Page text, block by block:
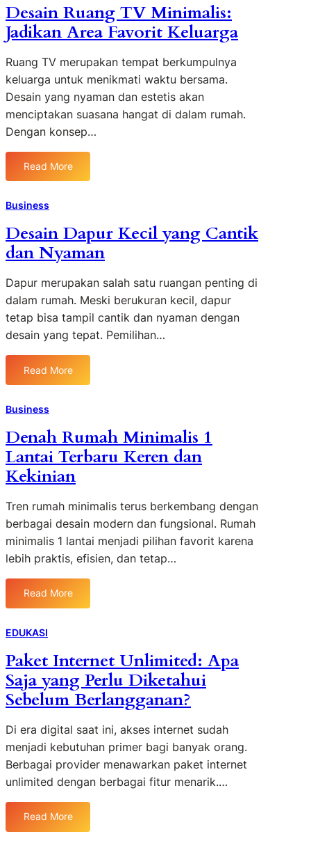
y
a
n
g
m
p
e
t
t
f
S
e
d
h
a
n
a
k
a
3
×
M
:
S
a
a
n
a
m
n
T
e
t
p
a
a
n
f
t
a
r
m
b
u
L
a
l
L
n
t
s
L
e
n
k
d
a
n
A
r
t
i
n
a
Desain Ruang TV Minimalis:
Jadikan Area Favorit Keluarga
Ruang TV merupakan tempat berkumpulnya
keluarga untuk menikmati waktu bersama.
Desain yang nyaman dan estetis akan
menciptakan suasana hangat di dalam rumah.
Dengan konsep…
Read More
e
a
i
n
R
u
n
g
T
V
M
n
i
m
a
l
s
:
J
a
n
r
e
F
a
v
o
r
i
t
K
e
Business
Desain Dapur Kecil yang Cantik
dan Nyaman
Dapur merupakan salah satu ruangan penting di
dalam rumah. Meski berukuran kecil, dapur
tetap bisa tampil cantik dan nyaman dengan
desain yang tepat. Pemilihan…
Read More
e
a
i
n
D
p
u
r
K
c
i
y
n
g
C
n
d
a
n
N
Business
Denah Rumah Minimalis 1
Lantai Terbaru Keren dan
Kekinian
Tren rumah minimalis terus berkembang dengan
berbagai desain modern dan fungsional. Rumah
minimalis 1 lantai menjadi pilihan favorit karena
lebih praktis, efisien, dan tetap…
Read More
e
a
h
R
u
a
h
M
i
m
EDUKASI
Paket Internet Unlimited: Apa
Saja yang Perlu Diketahui
Sebelum Berlangganan?
Di era digital saat ini, akses internet sudah
menjadi kebutuhan primer bagi banyak orang.
Berbagai provider menawarkan paket internet
unlimited dengan berbagai fitur menarik.…
Read More